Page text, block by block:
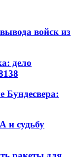
войск из
дело
Бундесвера:
и судьбу